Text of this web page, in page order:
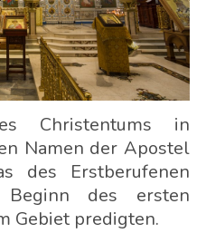
Christentums in
Namen der Apostel
des Erstberufenen
des ersten
Gebiet predigten.